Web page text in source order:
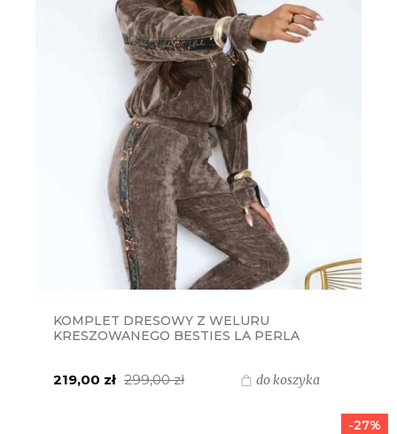
KOMPLET DRESOWY Z WELURU
KRESZOWANEGO BESTIES LA PERLA
219,00 zł 299,00 zł do koszyka
-27%